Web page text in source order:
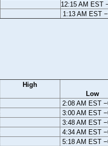
12:15 AM EST
1:13 AM EST
High
Low
2:08 AM EST
3:00 AM EST
3:48 AM EST
4:34 AM EST
5:18 AM EST